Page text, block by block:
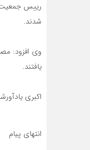
رییس جمعیت
شدند.
یافتند.
اکبری
انتهای پیام